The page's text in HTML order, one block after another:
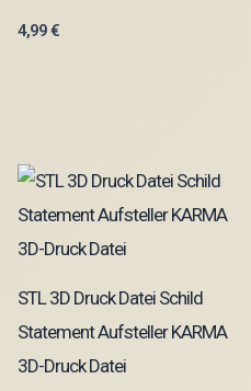
4,99€
STL 3D Druck Datei Schild
Statement Aufsteller KARMA
3D-Druck Datei